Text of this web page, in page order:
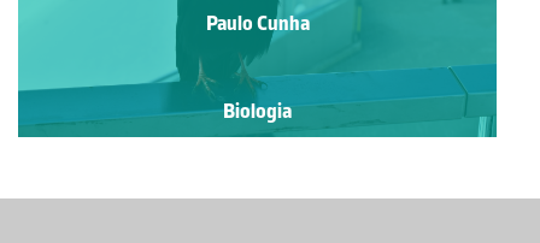
Paulo Cunha
Biologia